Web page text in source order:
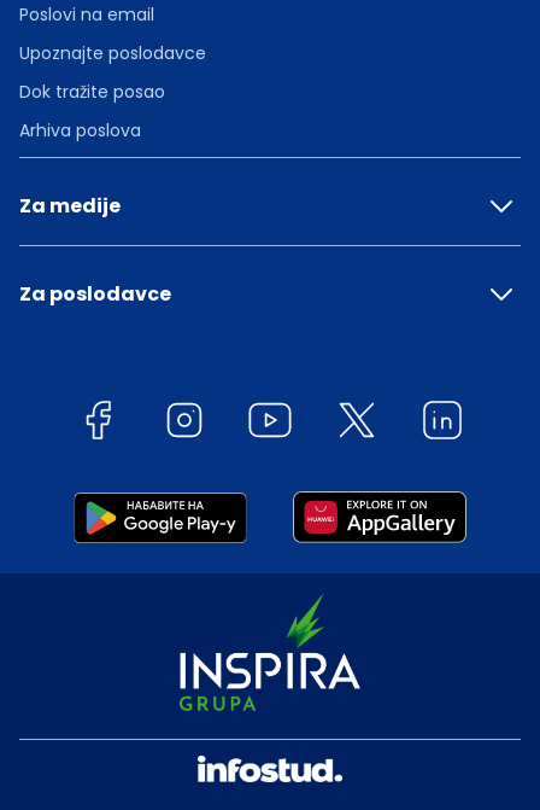
Poslovi na email
Upoznajte poslodavce
Dok tražite posao
Arhiva poslova
Za medije
Za poslodavce